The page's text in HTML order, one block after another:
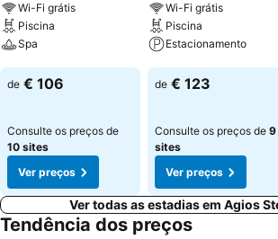
Wi-Fi grátis
Piscina
Spa
Ver preços
de € 106
Consulte os preços de
10 sites
Ver preços
Wi-Fi grátis
Piscina
Estacionamento
Ver preços
de € 123
Consulte os preços de 9
sites
Ver preços
Ver todas as estadias em Agios
Tendência dos preços